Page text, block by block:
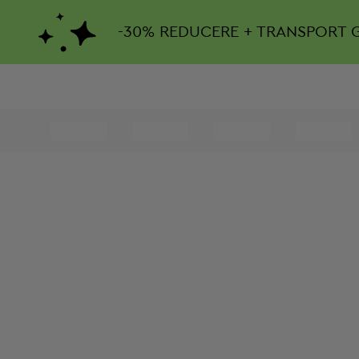
-30% REDUCERE + TRANSPORT